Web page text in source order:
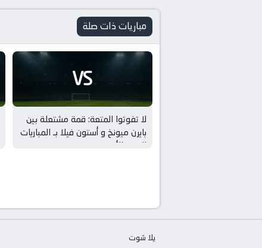
مباريات ذات صلة
VS
لا تفوتوا المتعة: قمة مشتعلة بين
بايرن ميونخ و أستون فيلا بـ المباريات
الودية للأندية
يلا شوت